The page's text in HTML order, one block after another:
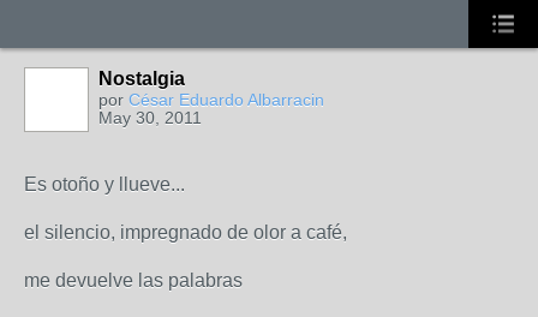
Nostalgia
por César Eduardo Albarracin
May 30, 2011
Es otoño y llueve...
el silencio, impregnado de olor a café,
me devuelve las palabras